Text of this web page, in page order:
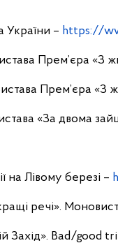
України – https://
Прем’єра «З
Прем’єра «З
«За двома
на Лівому березі –
речі».
Захід». Bad/good